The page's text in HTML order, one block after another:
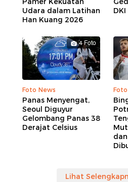
Udara dalam Latihan
Han Kuang 2026
DKI
4 Foto
Foto News
Panas Menyengat,
Seoul Diguyur
Gelombang Panas 38
Derajat Celsius
Foto
Lihat